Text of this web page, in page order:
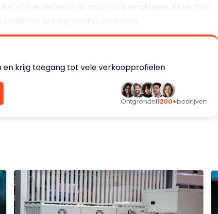
local government, leisure / recreation parks,
has steadily been growing over the last 20 years with
an EBITDA of roughly 650K Euro.
en krijg toegang tot vele verkoopprofielen
Ontgrendel1200+bedrijven